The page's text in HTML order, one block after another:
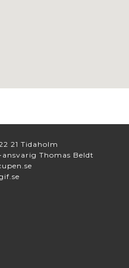
21 Tidaholm
Thomas Beldt